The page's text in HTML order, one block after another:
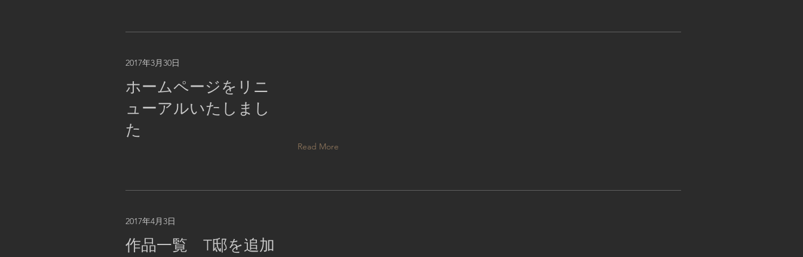
2017年3月30日
ホームページをリニ
ューアルいたしまし
た
Read More
2017年4月3日
作品一覧 T邸を追加